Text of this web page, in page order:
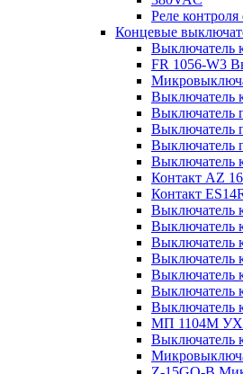
Реле контроля
Концевые
Выключатель
FR 1056-W3
Выключатель
Выключатель
Выключатель
Выключатель
Выключатель
Контакт AZ
Контакт
Выключатель
Выключатель
Выключатель
Выключатель
Выключатель
Выключатель
Выключатель
МП 1104М
Выключатель